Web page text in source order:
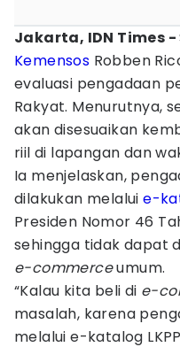
Jakarta, IDN Times -
Kemensos Robben
evaluasi pengadaan
Rakyat. Menurutnya,
akan disesuaikan
riil di lapangan dan
Ia menjelaskan,
dilakukan melaluie-
Presiden Nomor 46
sehingga tidak dapat
e-commerceumum.
“Kalau kita beli di e-
masalah, karena
melalui e-katalog